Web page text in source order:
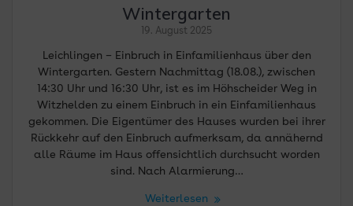
Wintergarten
19. August 2025
Leichlingen – Einbruch in Einfamilienhaus über den
Wintergarten. Gestern Nachmittag (18.08.), zwischen
14:30 Uhr und 16:30 Uhr, ist es im Höhscheider Weg in
Witzhelden zu einem Einbruch in ein Einfamilienhaus
gekommen. Die Eigentümer des Hauses wurden bei ihrer
Rückkehr auf den Einbruch aufmerksam, da annähernd
alle Räume im Haus offensichtlich durchsucht worden
sind. Nach Alarmierung…
Weiterlesen